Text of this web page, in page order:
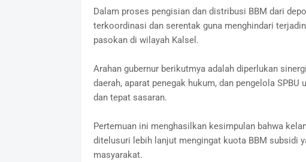
Dalam proses pengisian dan distribusi BBM dari
terkoordinasi dan serentak guna menghindari
pasokan di wilayah Kalsel.
Arahan gubernur berikutmya adalah diperlukan
daerah, aparat penegak hukum, dan pengelola
dan tepat sasaran.
Pertemuan ini menghasilkan kesimpulan bahwa
ditelusuri lebih lanjut mengingat kuota BBM subsidi
masyarakat.